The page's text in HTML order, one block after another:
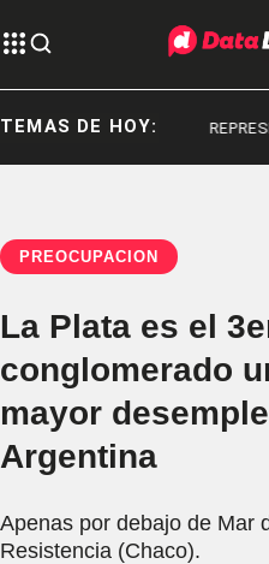
TEMAS DE HOY:
REPRESIÓN REPRESIÓN
PREOCUPACIÓN
La Plata es el
conglomerado
mayor
Argentina
Apenas por debajo de Mar
Resistencia (Chaco).